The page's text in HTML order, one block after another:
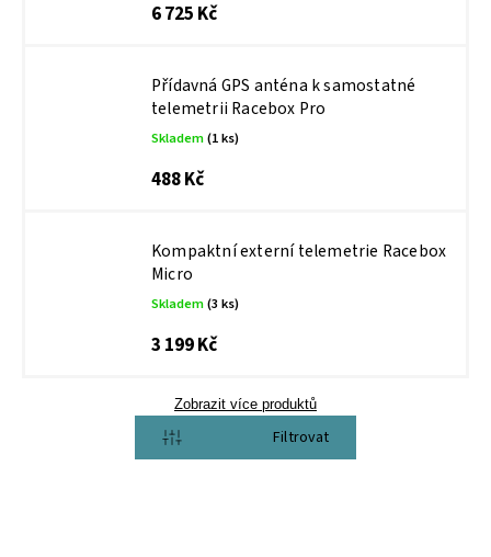
6 725 Kč
Přídavná GPS anténa k samostatné
telemetrii Racebox Pro
Skladem(1 ks)
488 Kč
Kompaktní externí telemetrie Racebox
Micro
Skladem(3 ks)
3 199 Kč
Zobrazit více produktů
Otevřít filtr